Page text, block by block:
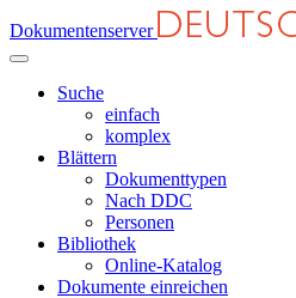
Dokumentenserver
Suche
einfach
komplex
Blättern
Dokumenttypen
Nach DDC
Personen
Bibliothek
Online-Katalog
Dokumente einreichen